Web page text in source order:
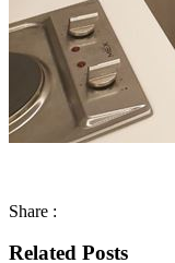
Share :
Related Posts